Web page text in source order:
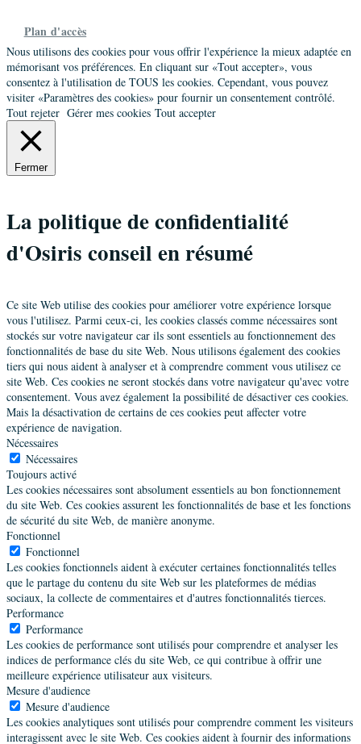
Plan d'accès
Nous utilisons des cookies pour vous offrir l'expérience la mieux adaptée en
mémorisant vos préférences. En cliquant sur «Tout accepter», vous
consentez à l'utilisation de TOUS les cookies. Cependant, vous pouvez
visiter «Paramètres des cookies» pour fournir un consentement contrôlé.
Tout rejeter Gérer mes cookies Tout accepter
Fermer
La politique de confidentialité
d'Osiris conseil en résumé
Ce site Web utilise des cookies pour améliorer votre expérience lorsque
vous l'utilisez. Parmi ceux-ci, les cookies classés comme nécessaires sont
stockés sur votre navigateur car ils sont essentiels au fonctionnement des
fonctionnalités de base du site Web. Nous utilisons également des cookies
tiers qui nous aident à analyser et à comprendre comment vous utilisez ce
site Web. Ces cookies ne seront stockés dans votre navigateur qu'avec votre
consentement. Vous avez également la possibilité de désactiver ces cookies.
Mais la désactivation de certains de ces cookies peut affecter votre
expérience de navigation.
Nécessaires
Nécessaires
Toujours activé
Les cookies nécessaires sont absolument essentiels au bon fonctionnement
du site Web. Ces cookies assurent les fonctionnalités de base et les fonctions
de sécurité du site Web, de manière anonyme.
Fonctionnel
Fonctionnel
Les cookies fonctionnels aident à exécuter certaines fonctionnalités telles
que le partage du contenu du site Web sur les plateformes de médias
sociaux, la collecte de commentaires et d'autres fonctionnalités tierces.
Performance
Performance
Les cookies de performance sont utilisés pour comprendre et analyser les
indices de performance clés du site Web, ce qui contribue à offrir une
meilleure expérience utilisateur aux visiteurs.
Mesure d'audience
Mesure d'audience
Les cookies analytiques sont utilisés pour comprendre comment les visiteurs
interagissent avec le site Web. Ces cookies aident à fournir des informations